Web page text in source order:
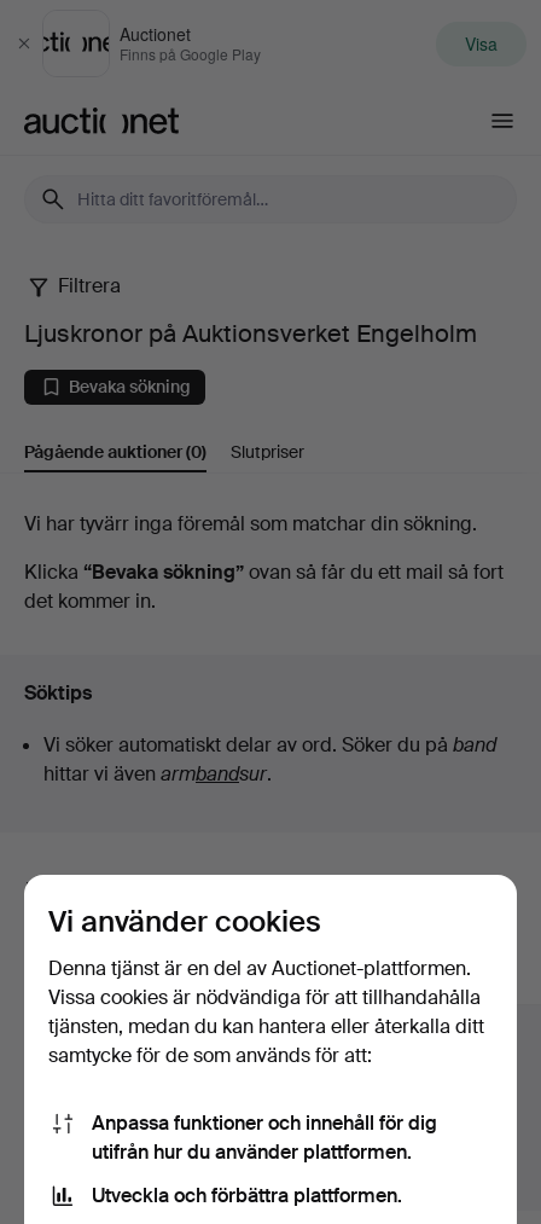
Stäng
Auctionet
Finns på Google Play Visa
Ljuskronor
på
Auktionsverket
Engelholm
Filtrera
Ljuskronor på Auktionsverket Engelholm
Bevaka sökning
Pågående auktioner(0) Slutpriser
Pågående
auktioner
Vi har tyvärr inga föremål som matchar din sökning.
Klicka “Bevaka sökning”ovan så får du ett mail så fort
det kommer in.
Söktips
Vi söker automatiskt delar av ord. Söker du på band
hittar vi även armbandsur.
Här är föremål från vårt arkiv som
matchar din sökning
Visa alla föremål
Vi använder cookies
Denna tjänst är en del av Auctionet-plattformen.
Vissa cookies är nödvändiga för att tillhandahålla
tjänsten, medan du kan hantera eller återkalla ditt
samtycke för de som används för att:
Anpassa funktioner och innehåll för dig
utifrån hur du använder plattformen.
Utveckla och förbättra plattformen.